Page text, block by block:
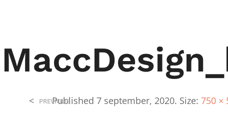
Published7 september, 2020. Size:750 ×
< PREVIOUS